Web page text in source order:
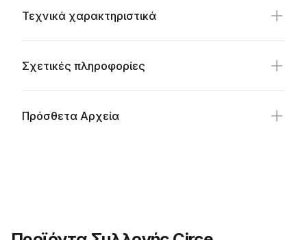
Τεχνικά χαρακτηριστικά
Σχετικές πληροφορίες
Πρόσθετα Αρχεία